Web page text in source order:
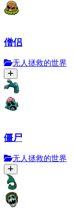
僧侣
无人拯救的世界
僵尸
无人拯救的世界